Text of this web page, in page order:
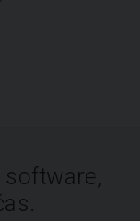
software,